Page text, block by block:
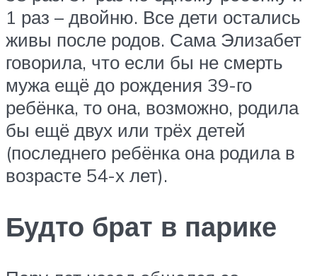
1 раз – двойню. Все дети остались
живы после родов. Сама Элизабет
говорила, что если бы не смерть
мужа ещё до рождения 39-го
ребёнка, то она, возможно, родила
бы ещё двух или трёх детей
(последнего ребёнка она родила в
возрасте 54-х лет).
Будто брат в парике